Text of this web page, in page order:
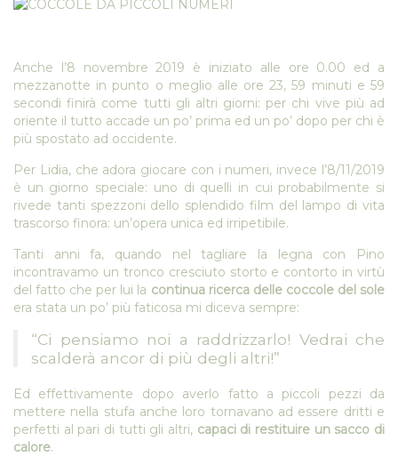
Anche l’8 novembre 2019 è iniziato alle ore 0.00 ed a
mezzanotte in punto o meglio alle ore 23, 59 minuti e 59
secondi finirà come tutti gli altri giorni: per chi vive più ad
oriente il tutto accade un po’ prima ed un po’ dopo per chi è
più spostato ad occidente.
Per Lidia, che adora giocare con i numeri, invece l’8/11/2019
è un giorno speciale: uno di quelli in cui probabilmente si
rivede tanti spezzoni dello splendido film del lampo di vita
trascorso finora: un’opera unica ed irripetibile.
Tanti anni fa, quando nel tagliare la legna con Pino
incontravamo un tronco cresciuto storto e contorto in virtù
del fatto che per lui la continua ricerca delle coccole del sole
era stata un po’ più faticosa mi diceva sempre:
“Ci pensiamo noi a raddrizzarlo! Vedrai che
scalderà ancor di più degli altri!”
Ed effettivamente dopo averlo fatto a piccoli pezzi da
mettere nella stufa anche loro tornavano ad essere dritti e
perfetti al pari di tutti gli altri, capaci di restituire un sacco di
calore.